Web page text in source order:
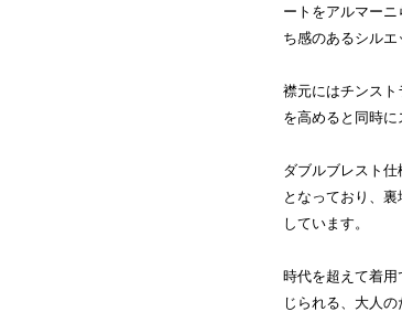
ートをアルマー
ち感のあるシルエ
襟元にはチンス
を高めると同時に
ダブルブレスト
となっており、
しています。
時代を超えて着
じられる、大人の